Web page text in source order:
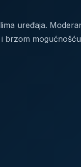
uređaja.
brzom